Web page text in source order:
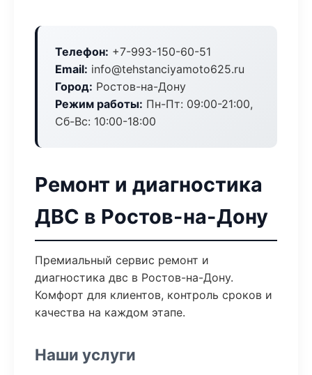
Телефон: +7-993-150-60-51
Email: info@tehstanciyamoto625.ru
Город: Ростов-на-Дону
Режим работы: Пн-Пт: 09:00-21:00,
Сб-Вс: 10:00-18:00
Ремонт и диагностика
ДВС в Ростов-на-Дону
Премиальный сервис ремонт и
диагностика двс в Ростов-на-Дону.
Комфорт для клиентов, контроль сроков и
качества на каждом этапе.
Наши услуги